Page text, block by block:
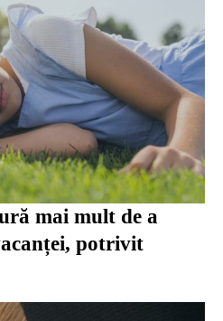
mai mult de a
potrivit